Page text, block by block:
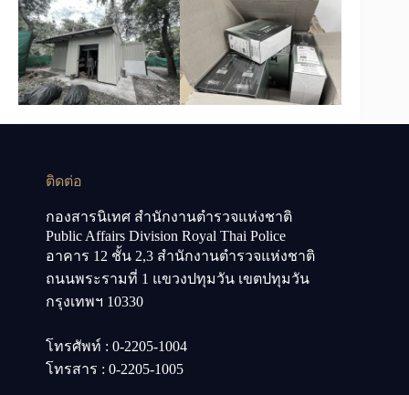
ติดต่อ
กองสารนิเทศ สำนักงานตำรวจแห่งชาติ
Public Affairs Division Royal Thai Police
อาคาร 12 ชั้น 2,3 สำนักงานตำรวจแห่งชาติ
ถนนพระรามที่ 1 แขวงปทุมวัน เขตปทุมวัน
กรุงเทพฯ 10330
โทรศัพท์ : 0-2205-1004
โทรสาร : 0-2205-1005